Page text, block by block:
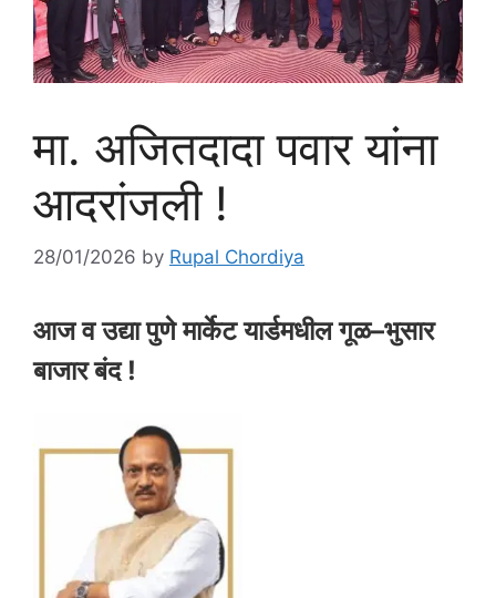
मा. अजितदादा पवार यांना
आदरांजली !
28/01/2026 by Rupal Chordiya
आज व उद्या पुणे मार्केट यार्डमधील गूळ–भुसार
बाजार बंद !